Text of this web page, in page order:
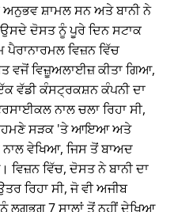
ਸ਼ਾਮਲ ਸਨ ਅਤੇ ਬਾਨੀ ਨੇ
ਦੋਸਤ ਨੂੰ ਪੂਰੇ ਦਿਨ ਸਟਾਕ
ਵਿਜ਼ਨ ਵਿੱਚ
ਵਜੋਂ ਵਿਜ਼ੂਅਲਾਈਜ਼ ਕੀਤਾ ਗਿਆ,
ਵੱਡੀ ਕੰਸਟ੍ਰਕਸ਼ਨ ਕੰਪਨੀ ਦਾ
ਨਾਲ ਚਲਾ ਰਿਹਾ ਸੀ,
ਸੜਕ 'ਤੇ ਆਇਆ ਅਤੇ
ਵੇਖਿਆ, ਜਿਸ ਤੋਂ ਬਾਅਦ
ਵਿੱਚ, ਦੋਸਤ ਨੇ ਬਾਨੀ ਦਾ
ਰਿਹਾ ਸੀ, ਜੋ ਵੀ ਅਜੀਬ
7 ਸਾਲਾਂ ਤੋਂ ਨਹੀਂ ਦੇਖਿਆ